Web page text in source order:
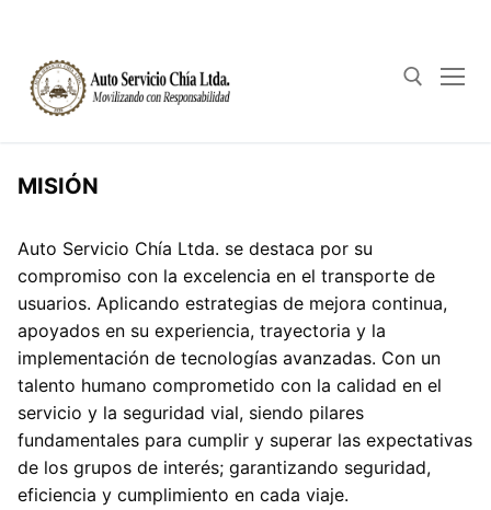
contenido
MISIÓN
Auto Servicio Chía Ltda. se destaca por su
compromiso con la excelencia en el transporte de
usuarios. Aplicando estrategias de mejora continua,
apoyados en su experiencia, trayectoria y la
implementación de tecnologías avanzadas. Con un
talento humano comprometido con la calidad en el
servicio y la seguridad vial, siendo pilares
fundamentales para cumplir y superar las expectativas
de los grupos de interés; garantizando seguridad,
eficiencia y cumplimiento en cada viaje.